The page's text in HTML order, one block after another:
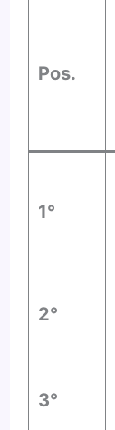
Pos.
1°
2°
3°